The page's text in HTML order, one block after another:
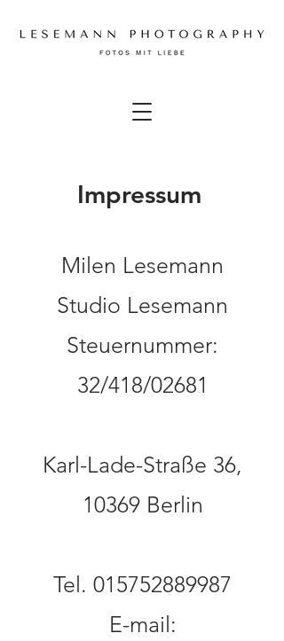
Impressum
Milen Lesemann
Studio Lesemann
Steuernummer:
32/418/02681
Karl-Lade-Straße 36,
10369 Berlin
Tel. 015752889987
E-mail: